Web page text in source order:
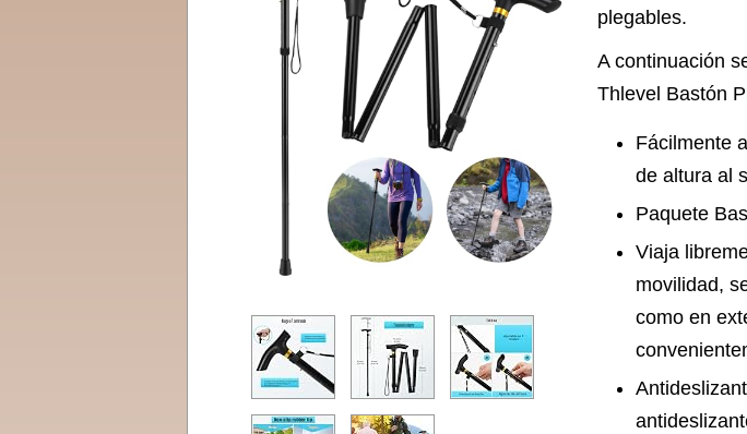
plegables.
A continuación
Thlevel Bastón
Fácilmente
de altura al
Paquete
Viaja
movilidad,
como en